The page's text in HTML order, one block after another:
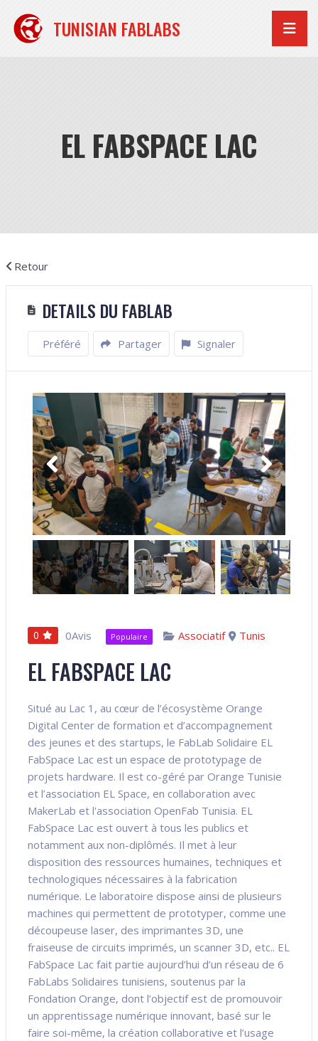
contenu
TUNISIAN FABLABS
EL FABSPACE LAC
Retour
DETAILS DU FABLAB
Préféré Partager Signaler
0 0Avis Populaire Associatif Tunis
EL FABSPACE LAC
Situé au Lac 1, au cœur de l’écosystème Orange
Digital Center de formation et d’accompagnement
des jeunes et des startups, le FabLab Solidaire EL
FabSpace Lac est un espace de prototypage de
projets hardware. Il est co-géré par Orange Tunisie
et l’association EL Space, en collaboration avec
MakerLab et l'association OpenFab Tunisia. EL
FabSpace Lac est ouvert à tous les publics et
notamment aux non-diplômés. Il met à leur
disposition des ressources humaines, techniques et
technologiques nécessaires à la fabrication
numérique. Le laboratoire dispose ainsi de plusieurs
machines qui permettent de prototyper, comme une
découpeuse laser, des imprimantes 3D, une
fraiseuse de circuits imprimés, un scanner 3D, etc.. EL
FabSpace Lac fait partie aujourd’hui d’un réseau de 6
FabLabs Solidaires tunisiens, soutenus par la
Fondation Orange, dont l’objectif est de promouvoir
un apprentissage numérique innovant, basé sur le
faire soi-même, la création collaborative et l’usage